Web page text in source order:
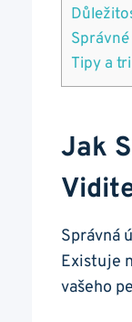
Tipy a
Jak
Správná‍
Existuje
vašeho